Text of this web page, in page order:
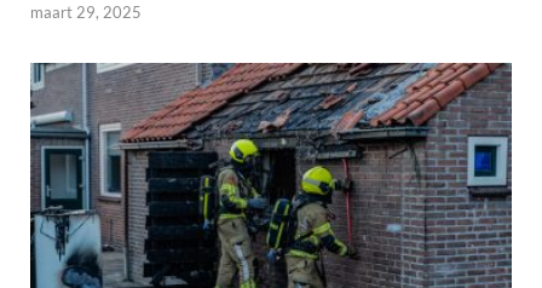
maart 29, 2025